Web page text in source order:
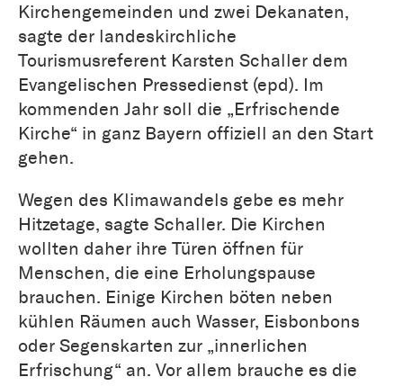
Kirchengemeinden und zwei Dekanaten,
sagte der landeskirchliche
Tourismusreferent Karsten Schaller dem
Evangelischen Pressedienst (epd). Im
kommenden Jahr soll die „Erfrischende
Kirche“ in ganz Bayern offiziell an den Start
gehen.
Wegen des Klimawandels gebe es mehr
Hitzetage, sagte Schaller. Die Kirchen
wollten daher ihre Türen öffnen für
Menschen, die eine Erholungspause
brauchen. Einige Kirchen böten neben
kühlen Räumen auch Wasser, Eisbonbons
oder Segenskarten zur „innerlichen
Erfrischung“ an. Vor allem brauche es die